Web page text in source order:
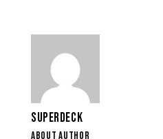
SUPERDECK
ABOUT AUTHOR